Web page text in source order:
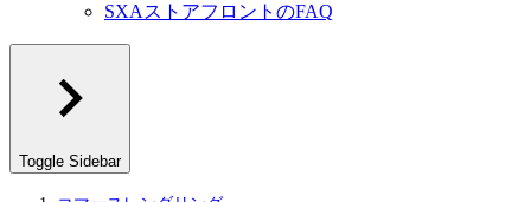
SXAストアフロントのFAQ
Toggle Sidebar